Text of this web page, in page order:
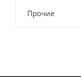
Прочие